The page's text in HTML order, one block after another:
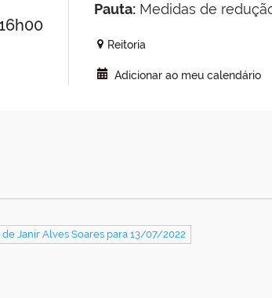
16h00
Pauta:Medidas de
Reitoria
Adicionar ao meu calendário
Janir Alves Soares para 13/07/2022